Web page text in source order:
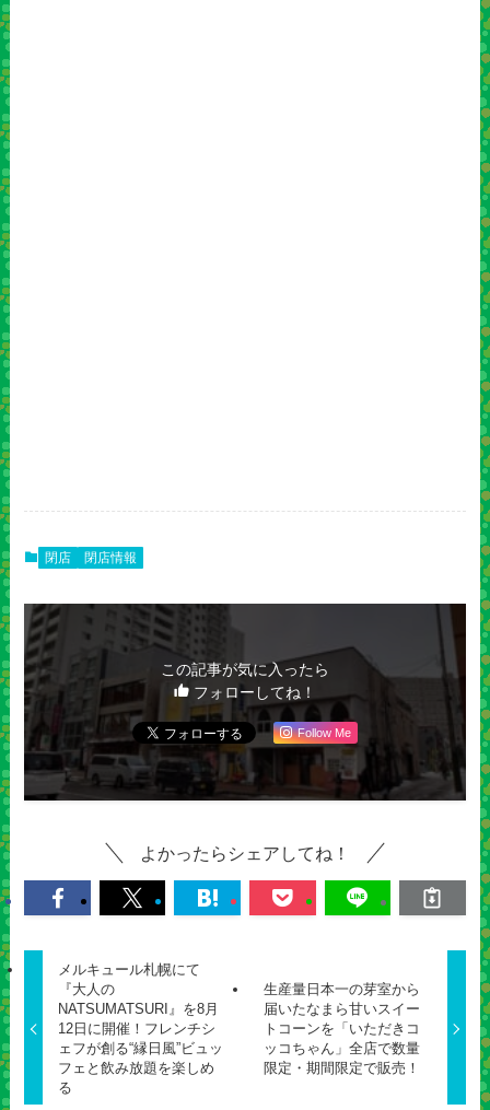
閉店 閉店情報
この記事が気に入ったら
フォローしてね！
Follow Me
よかったらシェアしてね！
メルキュール札幌にて
『大人の
NATSUMATSURI』を8月
12日に開催！フレンチシ
ェフが創る“縁日風”ビュッ
フェと飲み放題を楽しめ
る
生産量日本一の芽室から
届いたなまら甘いスイー
トコーンを「いただきコ
ッコちゃん」全店で数量
限定・期間限定で販売！